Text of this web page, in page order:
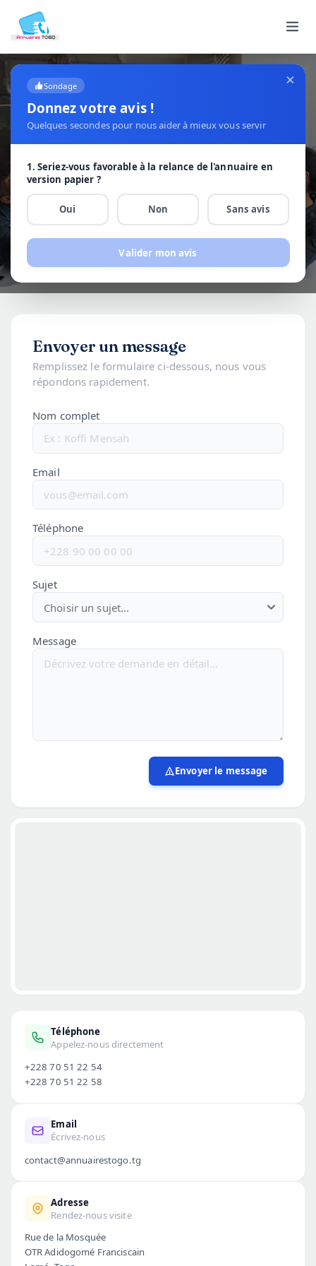
×
Sondage
Donnez votre avis !
Quelques secondes pour nous aider à mieux vous servir
1. Seriez-vous favorable à la relance de l'annuaire en
version papier ?
Oui Non Sans avis
Valider mon avis
RÉPUBLIQUE TOGOLAISE · ANNUAIRE OFFICIEL
Contactez-nous
Une question, un projet ? Notre équipe vous répond
Envoyer un message
Remplissez le formulaire ci-dessous, nous vous
répondons rapidement.
Nom complet
Email
Téléphone
Sujet
Message
Envoyer le message
Téléphone
Appelez-nous directement
+228 70 51 22 54
+228 70 51 22 58
Email
Écrivez-nous
contact@annuairestogo.tg
Adresse
Rendez-nous visite
Rue de la Mosquée
OTR Adidogomé Franciscain